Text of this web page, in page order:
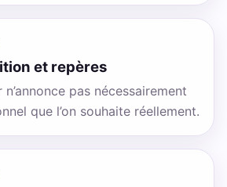
et repères
pas nécessairement
que l’on souhaite réellement.